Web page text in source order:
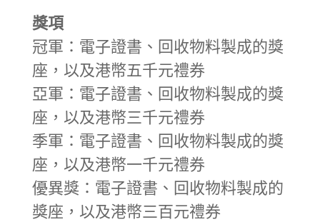
獎項
冠軍：電子證書、回收物料製成的獎
座，以及港幣五千元禮券
亞軍：電子證書、回收物料製成的獎
座，以及港幣三千元禮券
季軍：電子證書、回收物料製成的獎
座，以及港幣一千元禮券
優異獎：電子證書、回收物料製成的
獎座，以及港幣三百元禮券